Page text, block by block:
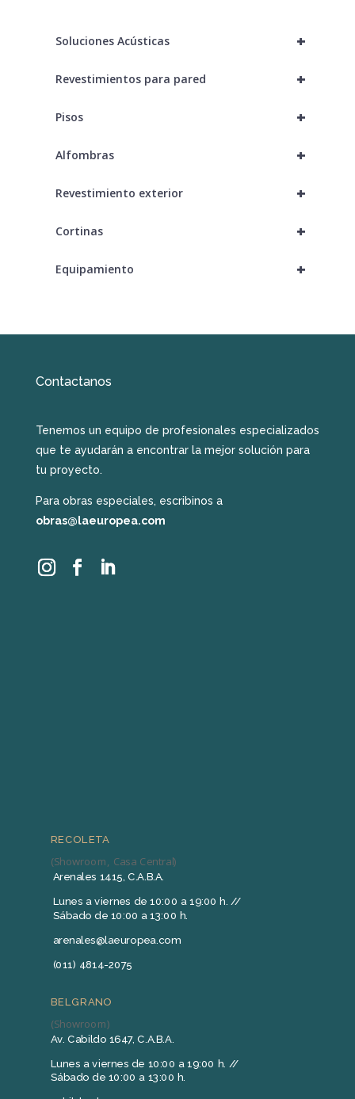
+
Soluciones Acústicas
+
Revestimientos para pared
+
Pisos
+
Alfombras
+
Revestimiento exterior
+
Cortinas
+
Equipamiento
Contactanos
Tenemos un equipo de profesionales especializados
que te ayudarán a encontrar la mejor solución para
tu proyecto.
Para obras especiales, escribinos a
obras@laeuropea.com
RECOLETA
(Showroom, Casa Central)
Arenales 1415, C.A.B.A.
Lunes a viernes de 10:00 a 19:00 h. //
Sábado de 10:00 a 13:00 h.
arenales@laeuropea.com
(011) 4814-2075
BELGRANO
(Showroom)
Av. Cabildo 1647, C.A.B.A.
Lunes a viernes de 10:00 a 19:00 h. //
Sábado de 10:00 a 13:00 h.